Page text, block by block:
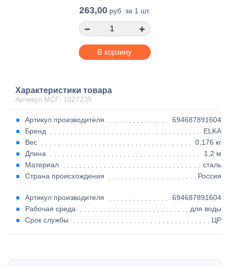
263,00руб. за 1 шт.
− +
В корзину
Характеристики товара
Артикул МСГ: 1027235
Артикул производителя
694687891604
Бренд
ELKA
Вес
0,176 кг
Длина
1,2 м
Материал
сталь
Страна происхождения
Россия
Артикул производителя
694687891604
Рабочая среда
для воды
Срок службы
ЦР